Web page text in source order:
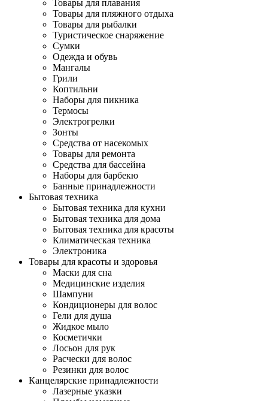
Товары для плавания
Товары для пляжного отдыха
Товары для рыбалки
Туристическое снаряжение
Сумки
Одежда и обувь
Мангалы
Грили
Коптильни
Наборы для пикника
Термосы
Электрогрелки
Зонты
Средства от насекомых
Товары для ремонта
Средства для бассейна
Наборы для барбекю
Банные принадлежности
Бытовая техника
Бытовая техника для кухни
Бытовая техника для дома
Бытовая техника для красоты
Климатическая техника
Электроника
Товары для красоты и здоровья
Маски для сна
Медицинские изделия
Шампуни
Кондиционеры для волос
Гели для душа
Жидкое мыло
Косметички
Лосьон для рук
Расчески для волос
Резинки для волос
Канцелярские принадлежности
Лазерные указки